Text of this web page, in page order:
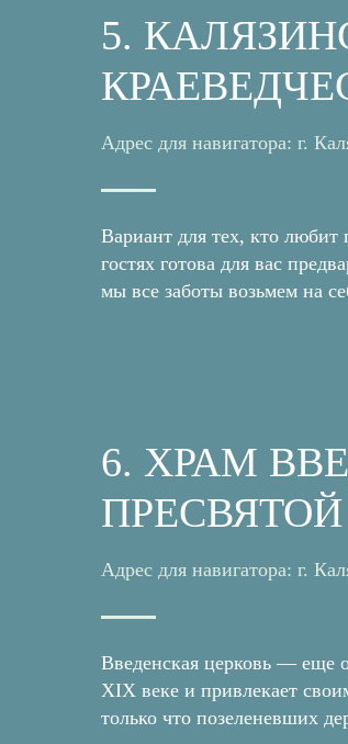
5.
Адрес для навигатора: г.
Вариант для тех, кто
гостях готова для вас
мы все заботы возьмем на
6. ХРАМ
Адрес для навигатора: г.
Введенская церковь — еще
XIX веке и привлекает
только что позеленевших